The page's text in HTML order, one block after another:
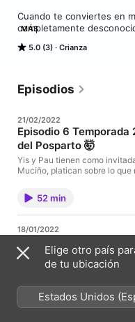
5.0 (3) Crianza
Cuando te conviertes en
completamente
nosotras rompiendo
alimentación
sobre todo queremos
información actualizada,
MÁS
Episodios
21/02/2022
Episodio 6
del Posparto 🤯
Yis y Pau tienen como
Muciño, platican sobre lo que
importante en la vida de las
52 min
18/01/2022
callamos los Pediatras
En este episodio Yis y Pau
experiencias que han tenido
trayectoria profesional.
53 min
Elige otro país
de tu ubicación
Estados Unidos
México)